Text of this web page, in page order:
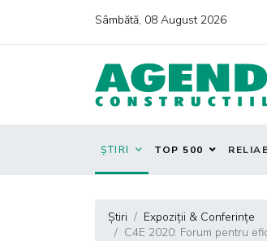
Sâmbătă, 08 August 2026
ȘTIRI TOP 500
Știri
Expoziții & Conferințe
C4E 2020: Forum pentru